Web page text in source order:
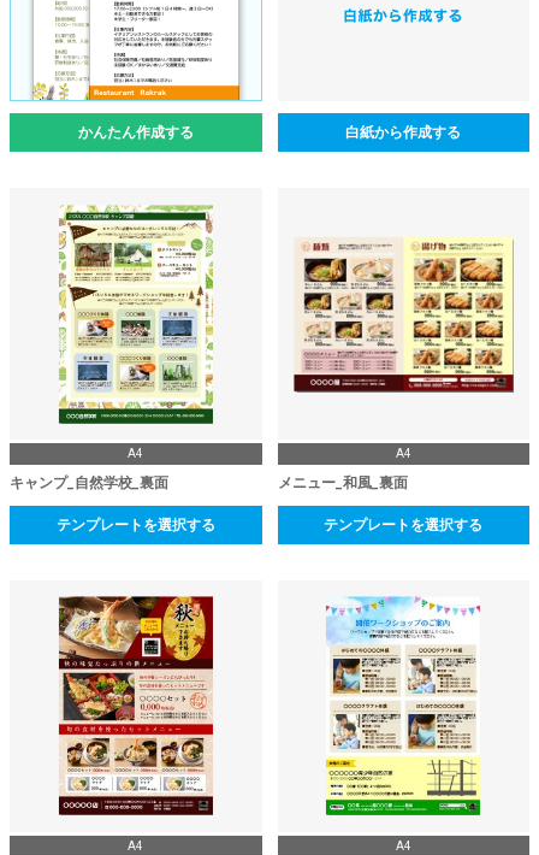
かんたん作成する 白紙から作成する
A4
キャンプ_自然学校_裏面
テンプレートを選択する
A4
メニュー_和風_裏面
テンプレートを選択する
A4 A4